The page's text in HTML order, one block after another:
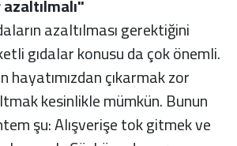
azaltılması gerektiğini
gıdalar konusu da çok önemli.
hayatımızdan çıkarmak zor
kesinlikle mümkün. Bunun
şu: Alışverişe tok gitmek ve